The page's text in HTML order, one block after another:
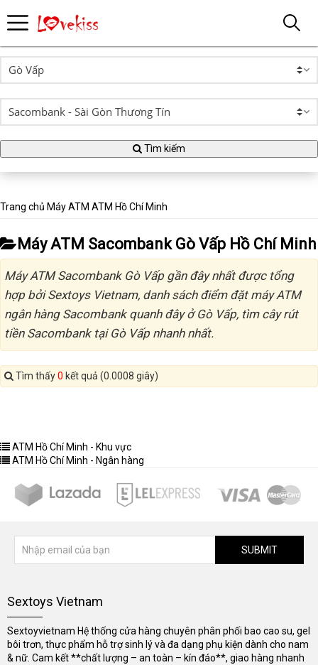
Tìm kiếm
Trang chủ Máy ATM ATM Hồ Chí Minh
Máy ATM Sacombank Gò Vấp Hồ Chí Minh
Máy ATM Sacombank Gò Vấp gần đây nhất được tổng
hợp bởi Sextoys Vietnam, danh sách điểm đặt máy ATM
ngân hàng Sacombank quanh đây ở Gò Vấp, tìm cây rút
tiền Sacombank tại Gò Vấp nhanh nhất.
Tìm thấy0 kết quả (0.0008 giây)
ATM Hồ Chí Minh - Khu vực
ATM Hồ Chí Minh - Ngân hàng
SUBMIT
Sextoys Vietnam
Sextoyvietnam Hệ thống cửa hàng chuyên phân phối bao cao su, gel
bôi trơn, thực phẩm hỗ trợ sinh lý và đa dạng phụ kiện dành cho nam
& nữ. Cam kết **chất lượng – an toàn – kín đáo**, giao hàng nhanh